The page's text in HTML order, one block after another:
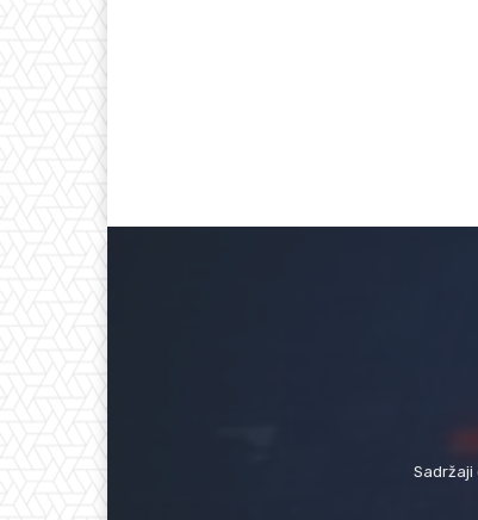
Sadržaji